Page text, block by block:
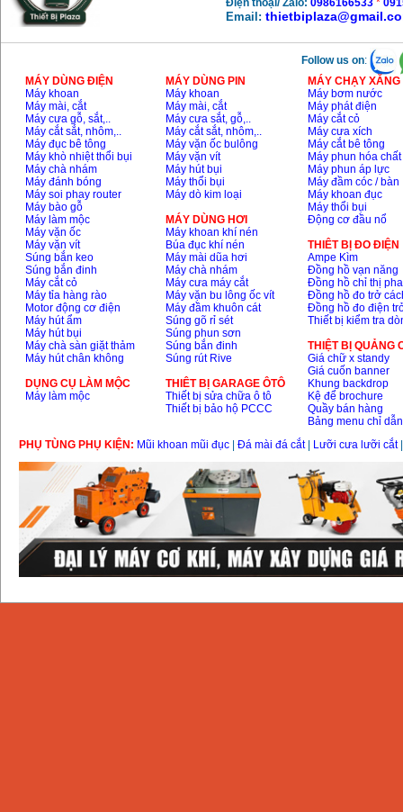
Điện thoại/ Zalo: 0986166533 *
Email:
Follow us on:
MÁY DÙNG ĐIỆN
Máy khoan
Máy mài, cắt
Máy cưa gỗ, sắt,..
Máy cắt sắt, nhôm,..
Máy đục bê tông
Máy khò nhiệt thổi bụi
Máy chà nhám
Máy đánh bóng
Máy soi phay router
Máy bào gỗ
Máy làm mộc
Máy vặn ốc
Máy vặn vít
Súng bắn keo
Súng bắn đinh
Máy cắt cỏ
Máy tỉa hàng rào
Motor động cơ điện
Máy hút ẩm
Máy hút bụi
Máy chà sàn giặt thảm
Máy hút chân không
DỤNG CỤ LÀM MỘC
Máy làm mộc
MÁY DÙNG PIN
Máy khoan
Máy mài, cắt
Máy cưa sắt, gỗ,..
Máy cắt sắt, nhôm,..
Máy vặn ốc bulông
Máy vặn vít
Máy hút bụi
Máy thổi bụi
Máy dò kim loại
MÁY DÙNG HƠI
Máy khoan khí nén
Búa đục khí nén
Máy mài dũa hơi
Máy chà nhám
Máy cưa máy cắt
Máy vặn bu lông ốc vít
Máy đầm khuôn cát
Súng gõ rỉ sét
Súng phun sơn
Súng bắn đinh
Súng rút Rive
THIÊT BỊ GARAGE ÔTÔ
Thiết bị sửa chữa ô tô
Thiết bị bảo hộ PCCC
MÁY CHẠY
Máy bơm nước
Máy phát điện
Máy cắt cỏ
Máy cưa xích
Máy cắt bê tông
Máy phun hóa chất
Máy phun áp lực
Máy đầm cóc / bàn
Máy khoan đục
Máy thổi bụi
Động cơ đầu nổ
THIÊT BỊ ĐO ĐIỆN
Ampe Kìm
Đồng hồ vạn năng
Đồng hồ chỉ thị pha
Đồng hồ đo trở
Đồng hồ đo điện
Thiết bị kiểm tra
THIỆT BỊ QUẢNG
Giá chữ x standy
Giá cuốn banner
Khung backdrop
Kệ để brochure
Quầy bán hàng
Bảng menu chỉ dẫn
PHỤ TÙNG PHỤ KIỆN: Mũi khoan mũi đục Đá mài đá cắt| Lưỡi cưa lưỡi cắt